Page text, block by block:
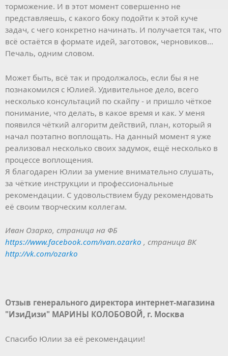
торможение. И в этот момент совершенно не
представляешь, с какого боку подойти к этой куче
задач, с чего конкретно начинать. И получается так, что
всё остаётся в формате идей, заготовок, черновиков…
Печаль, одним словом.
Может быть, всё так и продолжалось, если бы я не
познакомился с Юлией. Удивительное дело, всего
несколько консультаций по скайпу - и пришло чёткое
понимание, что делать, в какое время и как. У меня
появился чёткий алгоритм действий, план, который я
начал поэтапно воплощать. На данный момент я уже
реализовал несколько своих задумок, ещё несколько в
процессе воплощения.
Я благодарен Юлии за умение внимательно слушать,
за чёткие инструкции и профессиональные
рекомендации. С удовольствием буду рекомендовать
её своим творческим коллегам.
Иван Озарко, страница на ФБ
https://www.facebook.com/ivan.ozarko , страница ВК
http://vk.com/ozarko
Отзыв генерального директора интернет-магазина
"ИзиДизи" МАРИНЫ КОЛОБОВОЙ, г. Москва
Спасибо Юлии за её рекомендации!